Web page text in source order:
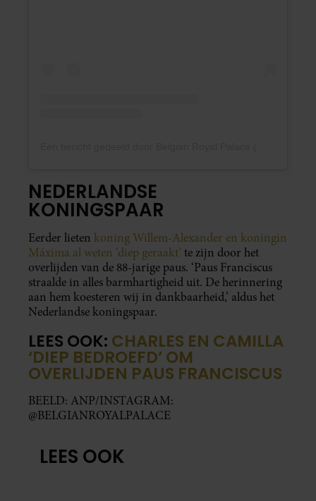
NEDERLANDSE
KONINGSPAAR
Eerder lieten koning Willem-Alexander en koningin
Máxima al weten ‘diep geraakt’ te zijn door het
overlijden van de 88-jarige paus. ‘Paus Franciscus
straalde in alles barmhartigheid uit. De herinnering
aan hem koesteren wij in dankbaarheid,’ aldus het
Nederlandse koningspaar.
LEES OOK: CHARLES EN CAMILLA
‘DIEP BEDROEFD’ OM
OVERLIJDEN PAUS FRANCISCUS
BEELD: ANP/INSTAGRAM:
@BELGIANROYALPALACE
LEES OOK